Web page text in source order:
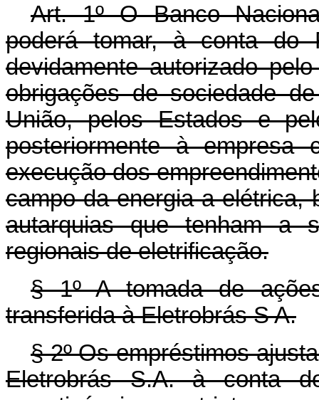
Art. 1º O Banco
poderá tomar, à conta do
devidamente autorizado
obrigações de sociedade
União, pelos Estados e
posteriormente à empresa
execução dos
campo da energia a elétrica,
autarquias que tenham a
regionais de eletrificação.
§ 1º A tomada de
transferida à Eletrobrás S A.
§ 2º Os empréstimos
Eletrobrás S.A. à conta